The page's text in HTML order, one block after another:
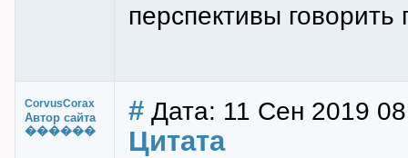
перспективы говорить
CorvusCorax
Автор сайта
������
# Дата: 11 Сен 2019
Цитата